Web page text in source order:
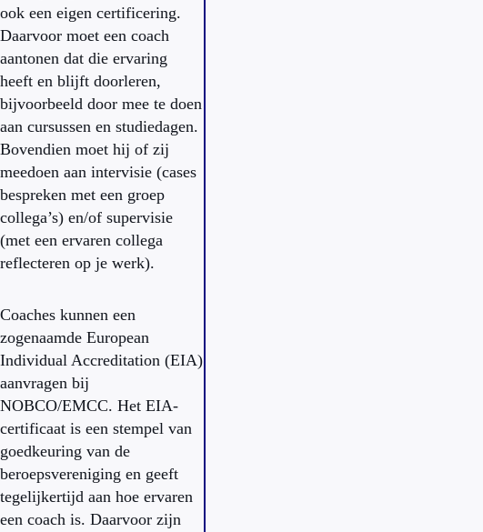
ook een eigen certificering.
Daarvoor moet een coach
aantonen dat die ervaring
heeft en blijft doorleren,
bijvoorbeeld door mee te doen
aan cursussen en studiedagen.
Bovendien moet hij of zij
meedoen aan intervisie (cases
bespreken met een groep
collega’s) en/of supervisie
(met een ervaren collega
reflecteren op je werk).
Coaches kunnen een
zogenaamde European
Individual Accreditation (EIA)
aanvragen bij
NOBCO/EMCC. Het EIA-
certificaat is een stempel van
goedkeuring van de
beroepsvereniging en geeft
tegelijkertijd aan hoe ervaren
een coach is. Daarvoor zijn